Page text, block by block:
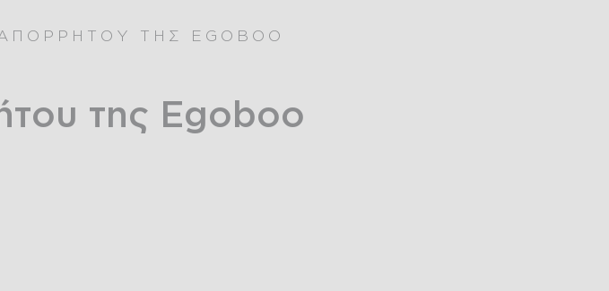
ΤΗΣ EGOBOO
της Egoboo